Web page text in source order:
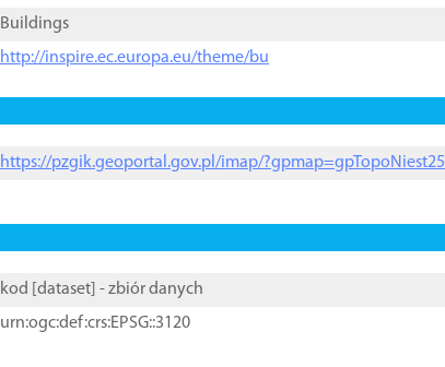
Buildings
http://inspire.ec.europa.eu/theme/bu
https://pzgik.geoportal.gov.pl/imap/?gpmap=gpTopoNiest25
kod [ dataset ] - zbiór danych
urn:ogc:def:crs:EPSG::3120